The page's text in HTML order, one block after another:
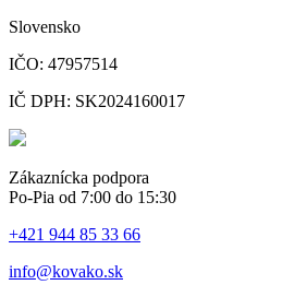
Slovensko
IČO: 47957514
IČ DPH: SK2024160017
Zákaznícka podpora
Po-Pia od 7:00 do 15:30
+421 944 85 33 66
info@kovako.sk